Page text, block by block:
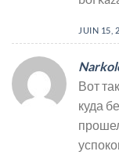
JUIN 15,
Вот
куда